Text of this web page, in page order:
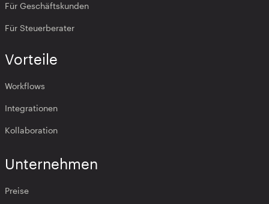
Für Geschäftskunden
Für Steuerberater
Vorteile
Workflows
Integrationen
Kollaboration
Unternehmen
Preise